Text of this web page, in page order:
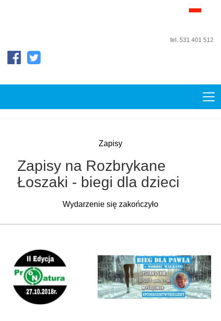
tel. 531 401 512
Zapisy
Zapisy na Rozbrykane
Łoszaki - biegi dla dzieci
Wydarzenie się zakończyło